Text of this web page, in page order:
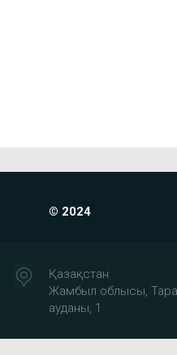
© 2024
Қазақстан
Жамбыл облысы,
ауданы, 1